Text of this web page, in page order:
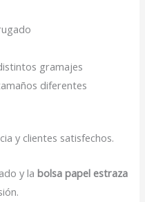
gramajes
diferentes
y clientes satisfechos.
y labolsa papel estraza